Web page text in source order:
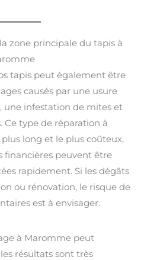
zone principale du tapis à
tapis peut également être
causés par une usure
une infestation de mites et
Ce type de réparation à
long et le plus coûteux,
financières peuvent être
rapidement. Si les dégâts
ou rénovation, le risque de
est à envisager.
à Maromme peut
résultats sont très